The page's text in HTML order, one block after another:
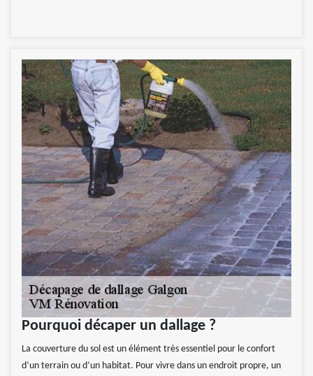
Pourquoi décaper un dallage ?
La couverture du sol est un élément très essentiel pour le confort
d’un terrain ou d’un habitat. Pour vivre dans un endroit propre, un